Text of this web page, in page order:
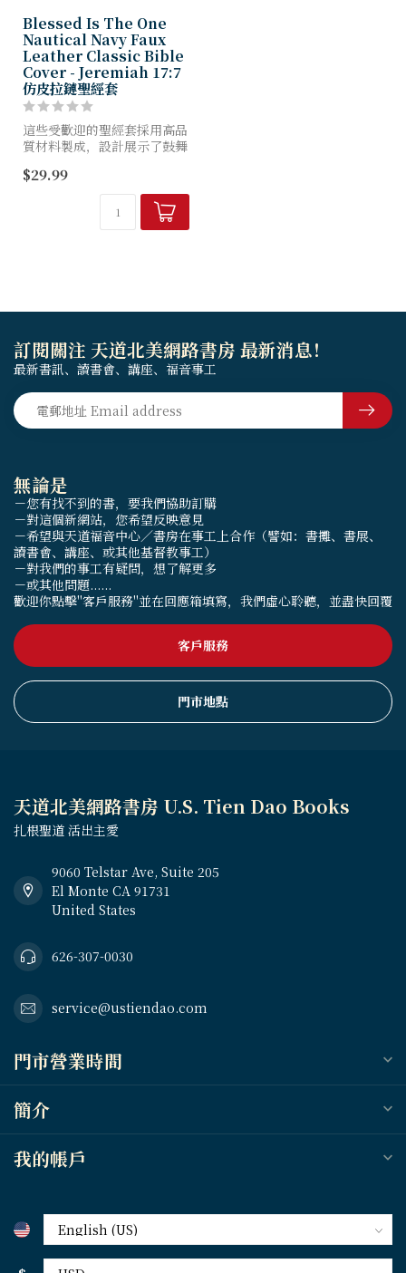
Blessed Is The One
Nautical Navy Faux
Leather Classic Bible
Cover - Jeremiah 17:7
仿皮拉鏈聖經套
這些受歡迎的聖經套採用高品
質材料製成，設計展示了鼓舞
書套有中號和大號尺寸，適合
大多數聖經印刷品。
$29.99
無論是
－您有找不到的書，要我們協助訂購
－對這個新網站，您希望反映意見
－希望與天道福音中心／書房在事工上合作（譬如：書攤、書展、
讀書會、講座、或其他基督教事工）
－對我們的事工有疑問，想了解更多
－或其他問題......
歡迎你點擊"客戶服務"並在回應箱填寫，我們虛心聆聽，並盡快回覆
客戶服務
門市地點
訂閱關注 天道北美網路書房 最新消息！
最新書訊、讀書會、講座、福音事工
天道北美網路書房 U.S. Tien Dao Books
扎根聖道 活出主愛
9060 Telstar Ave, Suite 205
El Monte CA 91731
United States
626-307-0030
service@ustiendao.com
門市營業時間
簡介
我的帳戶